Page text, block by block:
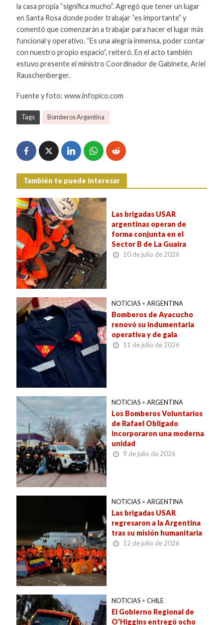
la casa propia “significa mucho”. Agregó que tener un lugar
en Santa Rosa donde poder trabajar “es importante” y
comentó que comenzarán a trabajar para hacer el lugar más
funcional y operativo. “Es una alegría inmensa, poder contar
con nuestro propio espacio”, reiteró. En el acto también
estuvo presente el ministro Coordinador de Gabinete, Ariel
Rauschenberger.
Fuente y foto: www.infopico.com
Tags Bomberos Argentina
También te puede interesar
Las brigadas USAR
argentinas operan de
forma conjunta en el
Sector B de La Guaira
10 de julio de 2026
NOTICIAS • ARGENTINA
Bomberos de Ayacucho
renovó su indumentaria
operativa y de gala
11 de julio de 2026
NOTICIAS • ARGENTINA
Los Bomberos Voluntarios
de Rafael Obligado
incorporaron una moderna
unidad
9 de julio de 2026
NOTICIAS • ARGENTINA
Las brigadas USAR
regresaron a la Argentina
tras su misión humanitaria
12 de julio de 2026
NOTICIAS • CHILE
El Gobierno Regional de
O’Higgins entregó ocho